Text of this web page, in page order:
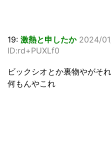
19: 激熱と申したか 2024/
ID:rd+PUXLf0
ビックシオとか裏物やがそ
何もんやこれ